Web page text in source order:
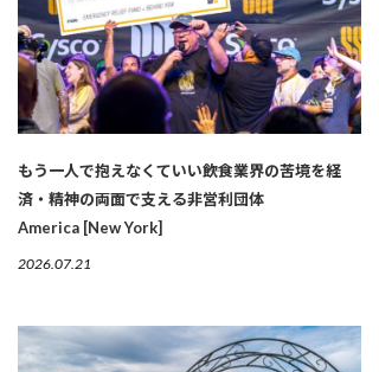
もう一人で抱えなくていい――飲食業界の苦境を経
済・精神の両面で支える非営利団体
America [New York]
2026.07.21